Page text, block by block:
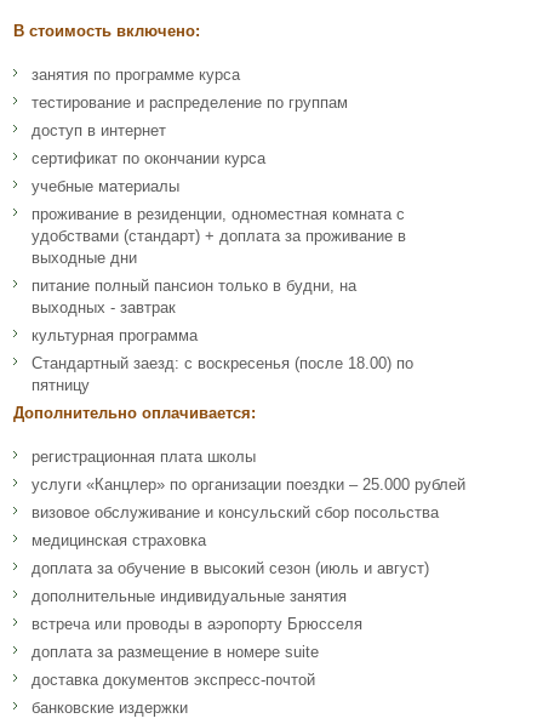
В стоимость включено:
занятия по программе курса
тестирование и распределение по группам
доступ в интернет
сертификат по окончании курса
учебные материалы
проживание в резиденции, одноместная комната с
удобствами (стандарт) + доплата за проживание в
выходные дни
питание полный пансион только в будни, на
выходных - завтрак
культурная программа
Стандартный заезд: с воскресенья (после 18.00) по
пятницу
Дополнительно оплачивается:
регистрационная плата школы
услуги «Канцлер» по организации поездки – 25.000 рублей
визовое обслуживание и консульский сбор посольства
медицинская страховка
доплата за обучение в высокий сезон (июль и август)
дополнительные индивидуальные занятия
встреча или проводы в аэропорту Брюсселя
доплата за размещение в номере suite
доставка документов экспресс-почтой
банковские издержки